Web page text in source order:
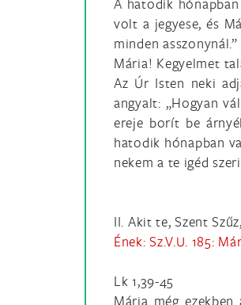
volt a jegyese, és
minden
Mária! Kegyelmet
Az Úr Isten neki
angyalt: „Hogyan
ereje borít be
hatodik hónapban
nekem a te igéd
II. Akit te, Szent
Ének: Sz.V.U. 185:
Lk 1,39-45
Mária még